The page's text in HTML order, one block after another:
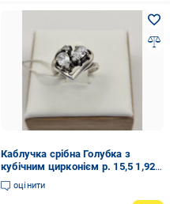
Каблучка срібна Голубка з
кубічним цирконієм р. 15,5 1,92 г
(3023976037)
оцінити